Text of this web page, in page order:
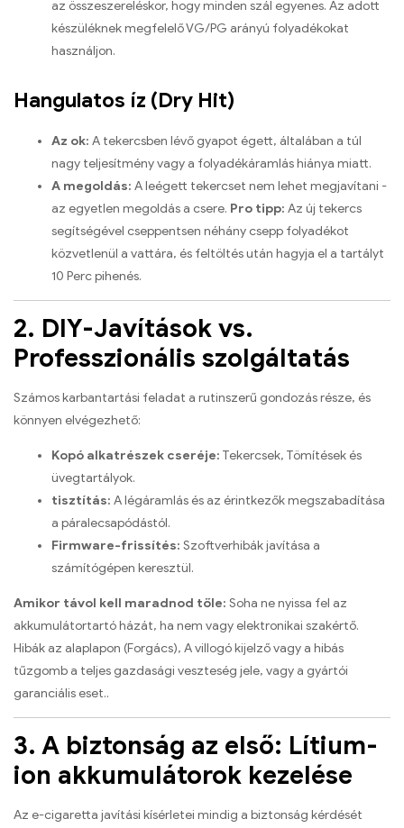
az összeszereléskor, hogy minden szál egyenes. Az adott
készüléknek megfelelő VG/PG arányú folyadékokat
használjon.
Hangulatos íz (Dry Hit)
Az ok: A tekercsben lévő gyapot égett, általában a túl
nagy teljesítmény vagy a folyadékáramlás hiánya miatt.
A megoldás: A leégett tekercset nem lehet megjavítani -
az egyetlen megoldás a csere. Pro tipp: Az új tekercs
segítségével cseppentsen néhány csepp folyadékot
közvetlenül a vattára, és feltöltés után hagyja el a tartályt
10 Perc pihenés.
2. DIY-Javítások vs.
Professzionális szolgáltatás
Számos karbantartási feladat a rutinszerű gondozás része, és
könnyen elvégezhető:
Kopó alkatrészek cseréje: Tekercsek, Tömítések és
üvegtartályok.
tisztítás: A légáramlás és az érintkezők megszabadítása
a páralecsapódástól.
Firmware-frissítés: Szoftverhibák javítása a
számítógépen keresztül.
Amikor távol kell maradnod tőle: Soha ne nyissa fel az
akkumulátortartó házát, ha nem vagy elektronikai szakértő.
Hibák az alaplapon (Forgács), A villogó kijelző vagy a hibás
tűzgomb a teljes gazdasági veszteség jele, vagy a gyártói
garanciális eset..
3. A biztonság az első: Lítium-
ion akkumulátorok kezelése
Az e-cigaretta javítási kísérletei mindig a biztonság kérdését